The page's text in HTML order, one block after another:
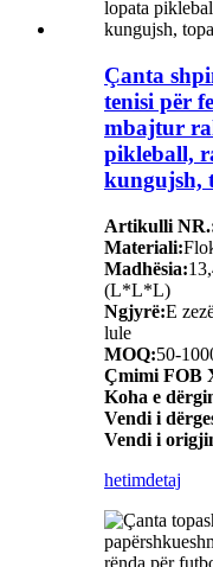
Çanta
tenisi për
mbajtur
pikleball,
kungujsh,
Artikulli
Materiali:
Madhësia:
(L*L*L)
Ngjyrë:E
lule
MOQ:50-
Çmimi FOB
Koha e
Vendi i
Vendi i
hetimdetaj